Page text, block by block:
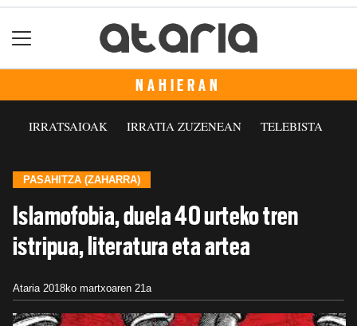
NAHIERAN
IRRATSAIOAK IRRATIA ZUZENEAN TELEBISTA
PASAHITZA (ZAHARRA)
Islamofobia, duela 40 urteko tren
istripua, literatura eta artea
Ataria 2018ko martxoaren 21a